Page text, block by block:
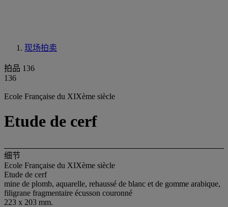
现场拍卖
拍品 136
136
Ecole Française du XIXème siècle
Etude de cerf
细节
Ecole Française du XIXème siècle
Etude de cerf
mine de plomb, aquarelle, rehaussé de blanc et de gomme arabique,
filigrane fragmentaire écusson couronné
223 x 203 mm.